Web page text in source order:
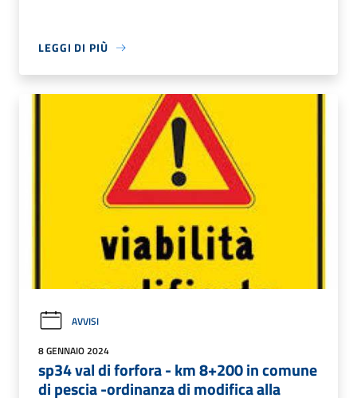
LEGGI DI PIÙ
AVVISI
8 GENNAIO 2024
sp34 val di forfora - km 8+200 in comune
di pescia -ordinanza di modifica alla